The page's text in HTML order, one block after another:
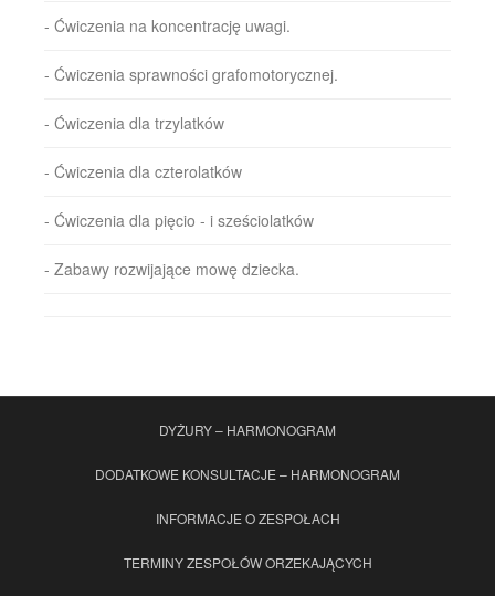
- Ćwiczenia na koncentrację uwagi.
- Ćwiczenia sprawności grafomotorycznej.
- Ćwiczenia dla trzylatków
- Ćwiczenia dla czterolatków
- Ćwiczenia dla pięcio - i sześciolatków
- Zabawy rozwijające mowę dziecka.
DYŻURY – HARMONOGRAM
DODATKOWE KONSULTACJE – HARMONOGRAM
INFORMACJE O ZESPOŁACH
TERMINY ZESPOŁÓW ORZEKAJĄCYCH